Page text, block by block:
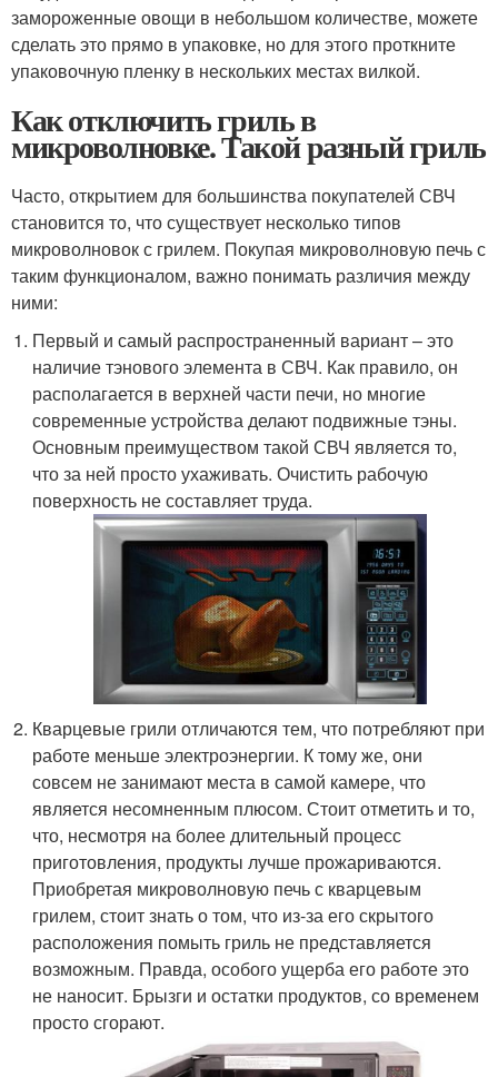
замороженные овощи в небольшом количестве, можете
сделать это прямо в упаковке, но для этого проткните
упаковочную пленку в нескольких местах вилкой.
Как отключить гриль в
микроволновке. Такой разный гриль
Часто, открытием для большинства покупателей СВЧ
становится то, что существует несколько типов
микроволновок с грилем. Покупая микроволновую печь с
таким функционалом, важно понимать различия между
ними:
Первый и самый распространенный вариант – это
наличие тэнового элемента в СВЧ. Как правило, он
располагается в верхней части печи, но многие
современные устройства делают подвижные тэны.
Основным преимуществом такой СВЧ является то,
что за ней просто ухаживать. Очистить рабочую
поверхность не составляет труда.
Кварцевые грили отличаются тем, что потребляют при
работе меньше электроэнергии. К тому же, они
совсем не занимают места в самой камере, что
является несомненным плюсом. Стоит отметить и то,
что, несмотря на более длительный процесс
приготовления, продукты лучше прожариваются.
Приобретая микроволновую печь с кварцевым
грилем, стоит знать о том, что из-за его скрытого
расположения помыть гриль не представляется
возможным. Правда, особого ущерба его работе это
не наносит. Брызги и остатки продуктов, со временем
просто сгорают.